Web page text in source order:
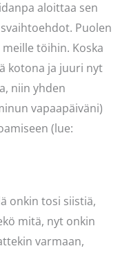
aloittaa sen
Puolen
töihin. Koska
kotona ja juuri nyt
niin yhden
vapaapäiväni)
(lue:
onkin tosi siistiä,
mitä, nyt onkin
varmaan,